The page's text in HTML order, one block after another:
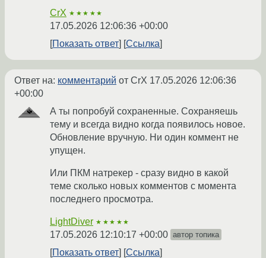
CrX ★★★★★
17.05.2026 12:06:36 +00:00
Показать ответ
Ссылка
Ответ на: комментарий от CrX 17.05.2026 12:06:36
+00:00
А ты попробуй сохраненные. Сохраняешь
тему и всегда видно когда появилось новое.
Обновление вручную. Ни один коммент не
упущен.
Или ПКМ натрекер - сразу видно в какой
теме сколько новых комментов с момента
последнего просмотра.
LightDiver ★★★★★
17.05.2026 12:10:17 +00:00 автор топика
Показать ответ Ссылка